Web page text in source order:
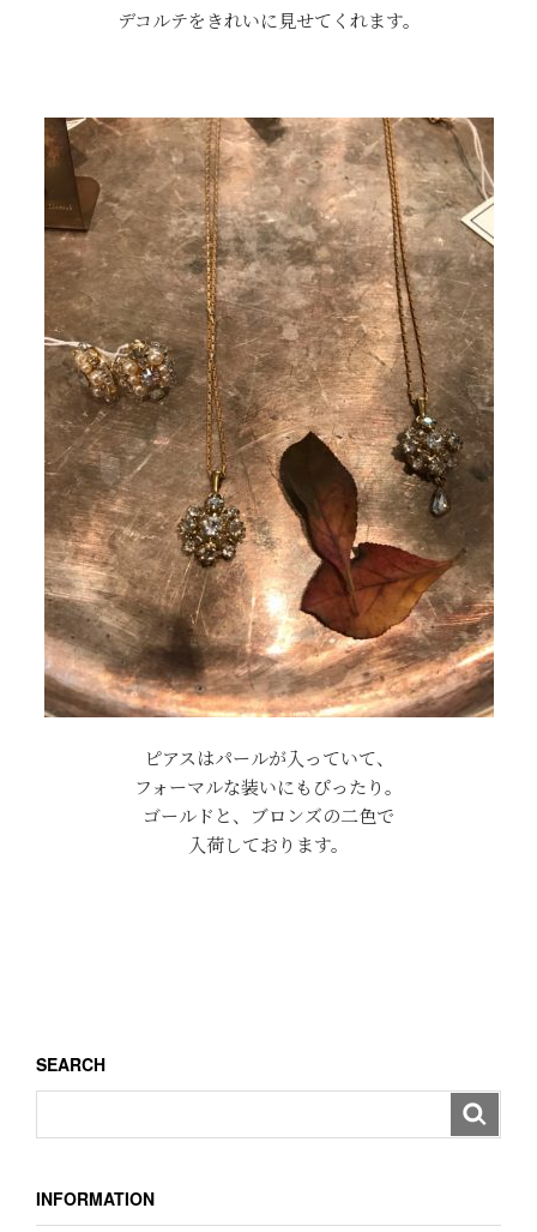
デコルテをきれいに見せてくれます。
ピアスはパールが入っていて、
フォーマルな装いにもぴったり。
ゴールドと、ブロンズの二色で
入荷しております。
SEARCH
INFORMATION